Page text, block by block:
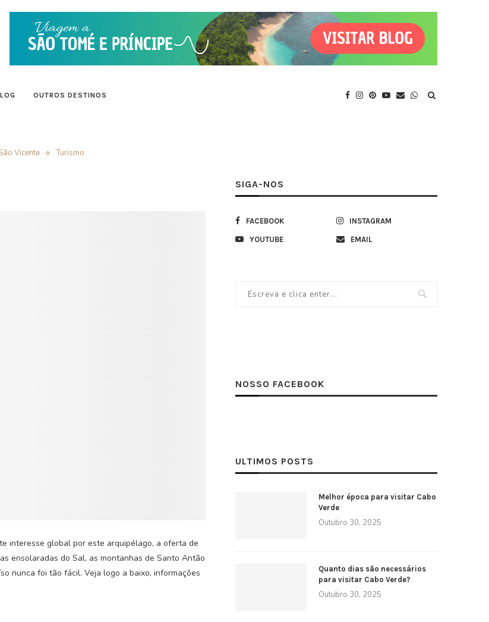
OUTROS DESTINOS
São Vicente Turismo
interesse global por este arquipélago, a oferta de
ensolaradas do Sal, as montanhas de Santo Antão
nunca foi tão fácil. Veja logo a baixo, informações
SIGA-NOS
FACEBOOK INSTAGRAM
YOUTUBE EMAIL
NOSSO FACEBOOK
ULTIMOS POSTS
Melhor época para visitar Cabo
Verde
Outubro 30, 2025
Quanto dias são necessários
para visitar Cabo Verde?
Outubro 30, 2025